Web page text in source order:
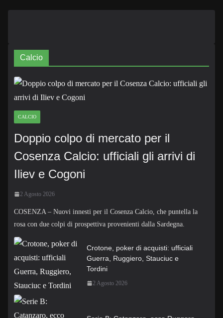
Calcio
CALCIO
Doppio colpo di mercato per il
Cosenza Calcio: ufficiali gli arrivi di
Iliev e Cogoni
2 Agosto 2026
COSENZA – Nuovi innesti per il Cosenza Calcio, che puntella la
rosa con due colpi di prospettiva provenienti dalla Sardegna.
Crotone, poker di acquisti: ufficiali
Guerra, Ruggiero, Stauciuc e
Tordini
2 Agosto 2026